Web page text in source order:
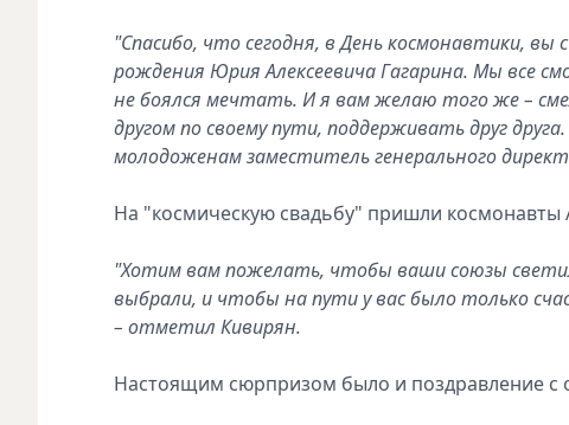
"Спасибо, что сегодня, в День космонавтики,
рождения Юрия Алексеевича Гагарина. Мы все
не боялся мечтать. И я вам желаю того же –
другом по своему пути, поддерживать друг
молодоженам заместитель генерального
На "космическую свадьбу" пришли космонавты
"Хотим вам пожелать, чтобы ваши союзы
выбрали, и чтобы на пути у вас было только
– отметил Кивирян.
Настоящим сюрпризом было и поздравление с